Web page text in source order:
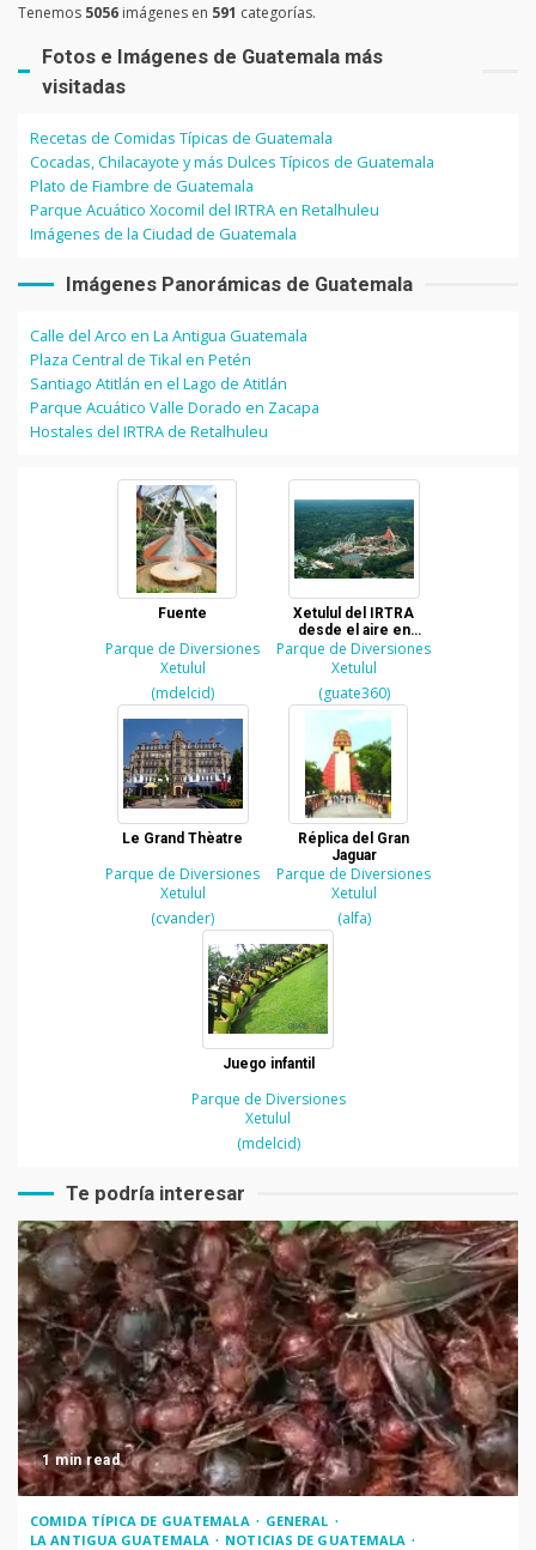
Tenemos 5056 imágenes en 591 categorías.
Fotos e Imágenes de Guatemala más
visitadas
Recetas de Comidas Típicas de Guatemala
Cocadas, Chilacayote y más Dulces Típicos de Guatemala
Plato de Fiambre de Guatemala
Parque Acuático Xocomil del IRTRA en Retalhuleu
Imágenes de la Ciudad de Guatemala
Imágenes Panorámicas de Guatemala
Calle del Arco en La Antigua Guatemala
Plaza Central de Tikal en Petén
Santiago Atitlán en el Lago de Atitlán
Parque Acuático Valle Dorado en Zacapa
Hostales del IRTRA de Retalhuleu
Fuente
Parque de Diversiones
Xetulul
(mdelcid)
Xetulul del IRTRA
desde el aire en
Retalhuleu
Parque de Diversiones
Xetulul
(guate360)
Le Grand Thèatre
Parque de Diversiones
Xetulul
(cvander)
Réplica del Gran
Jaguar
Parque de Diversiones
Xetulul
(alfa)
Juego infantil
Parque de Diversiones
Xetulul
(mdelcid)
Te podría interesar
1 min read
COMIDA TÍPICA DE GUATEMALA
GENERAL
LA ANTIGUA GUATEMALA
NOTICIAS DE GUATEMALA